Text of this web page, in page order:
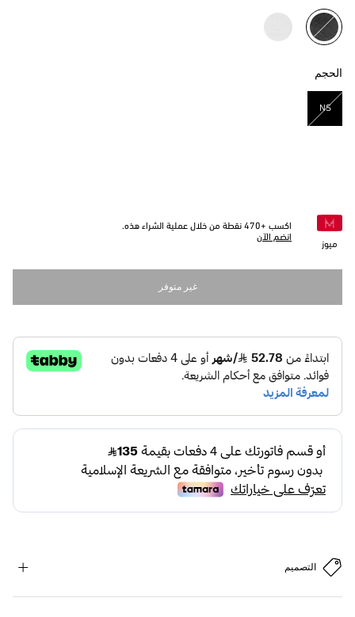
مختار
الحجم
NS
مختار
ميوز
اكسب +470 نقطة من خلال عملية الشراء هذه.
انضم الآن
غير متوفر
التصميم